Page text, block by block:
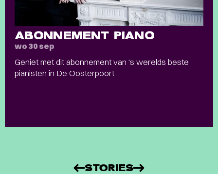
ABONNEMENT PIANO
wo 30 sep
Geniet met dit abonnement van 's werelds beste
pianisten in De Oosterpoort
STORIES